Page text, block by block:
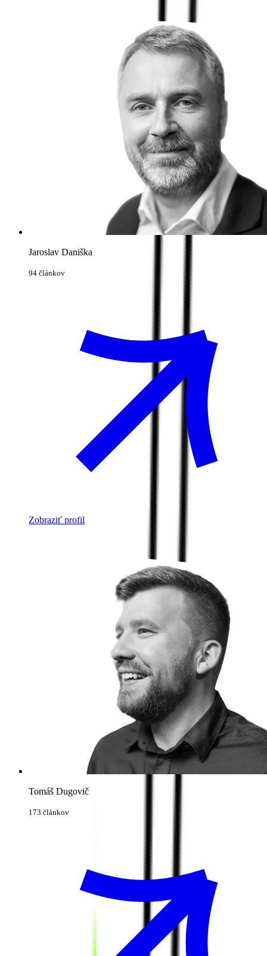
Jaroslav Daniška
94 článkov
Zobraziť profil
Tomáš Dugovič
173 článkov